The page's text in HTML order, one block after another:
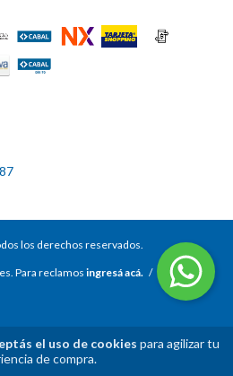
el uso de cookies para agilizar tu
de compra.
los derechos reservados.
Para reclamos ingresá acá. /
Botón de